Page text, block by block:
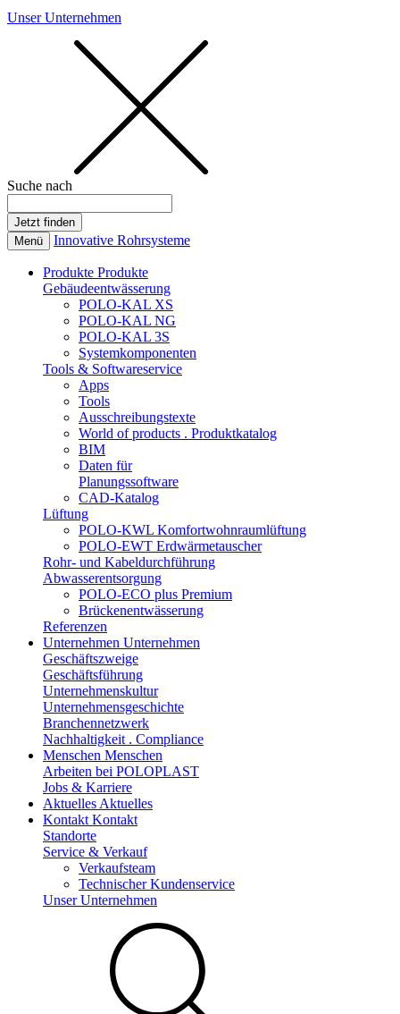
Unser Unternehmen
Suche nach
Menü Innovative Rohrsysteme
Produkte Produkte
Gebäudeentwässerung
POLO-KAL XS
POLO-KAL NG
POLO-KAL 3S
Systemkomponenten
Tools & Softwareservice
Apps
Tools
Ausschreibungstexte
World of products . Produktkatalog
BIM
Daten für
Planungssoftware
CAD-Katalog
Lüftung
POLO-KWL Komfortwohnraumlüftung
POLO-EWT Erdwärmetauscher
Rohr- und Kabeldurchführung
Abwasserentsorgung
POLO-ECO plus Premium
Brückenentwässerung
Referenzen
Unternehmen Unternehmen
Geschäftszweige
Geschäftsführung
Unternehmenskultur
Unternehmensgeschichte
Branchennetzwerk
Nachhaltigkeit . Compliance
Menschen Menschen
Arbeiten bei POLOPLAST
Jobs & Karriere
Aktuelles Aktuelles
Kontakt Kontakt
Standorte
Service & Verkauf
Verkaufsteam
Technischer Kundenservice
Unser Unternehmen